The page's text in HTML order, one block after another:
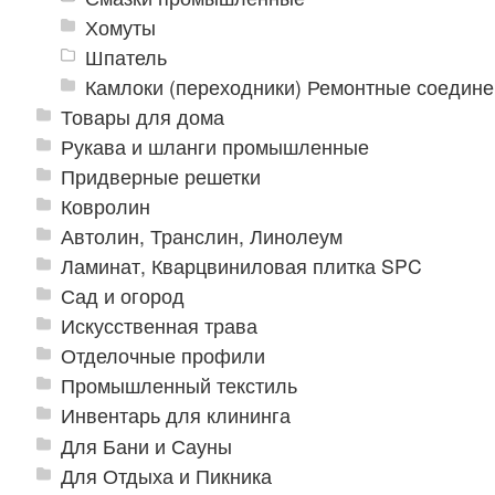
Хомуты
Шпатель
Камлоки (переходники) Ремонтные
Товары для дома
Рукава и шланги промышленные
Придверные решетки
Ковролин
Автолин, Транслин, Линолеум
Ламинат, Кварцвиниловая плитка SPC
Сад и огород
Искусственная трава
Отделочные профили
Промышленный текстиль
Инвентарь для клининга
Для Бани и Сауны
Для Отдыха и Пикника